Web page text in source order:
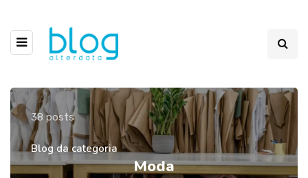
38 posts
Blog da categoria
Moda